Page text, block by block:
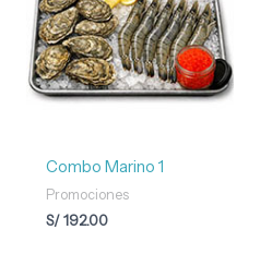
Combo Marino 1
Promociones
S/192.00